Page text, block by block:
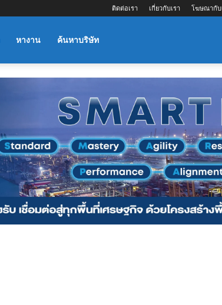
ติดต่อเรา เกี่ยวกับเรา โฆษณากับ
หางาน ค้นหาบริษัท